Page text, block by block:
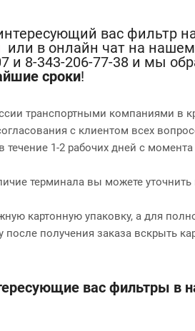
вас фильтр
или в онлайн чат на
и 8-343-206-77-38 и мы
сроки!
транспортными компаниями в
с клиентом всех
течение 1-2 рабочих дней с
терминала вы можете
картонную упаковку, а для
после получения заказа вскрыть
вас фильтры в